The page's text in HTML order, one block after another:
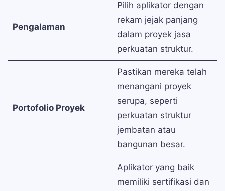
Pengalaman
Pilih aplikator dengan
rekam jejak panjang
dalam proyek jasa
perkuatan struktur.
Portofolio Proyek
Pastikan mereka telah
menangani proyek
serupa, seperti
perkuatan struktur
jembatan atau
bangunan besar.
Aplikator yang baik
memiliki sertifikasi dan